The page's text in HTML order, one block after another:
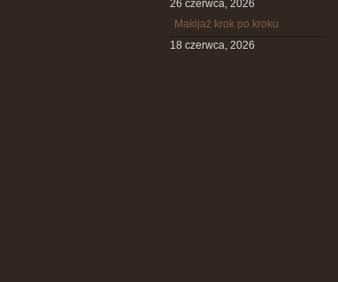
26 czerwca, 2026
Makijaż krok po kroku
18 czerwca, 2026